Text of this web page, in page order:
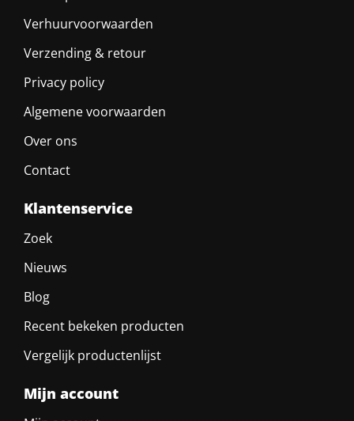
Verhuurvoorwaarden
Verzending & retour
Privacy policy
Algemene voorwaarden
Over ons
Contact
Klantenservice
Zoek
Nieuws
Blog
Recent bekeken producten
Vergelijk productenlijst
Mijn account